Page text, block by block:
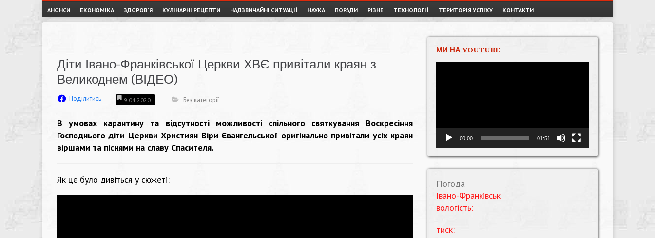
АНОНСИ ЕКОНОМІКА ЗДОРОВ`Я КУЛІНАРНІ РЕЦЕПТИ НАДЗВИЧАЙНІ СИТУАЦІЇ НАУКА ПОРАДИ РІЗНЕ ТЕХНОЛОГІЇ ТЕРИТОРІЯ УСПІХУ КОНТАКТИ
Діти Івано-Франківської Церкви ХВЄ привітали краян з
Великоднем (ВІДЕО)
Поділитись 19.04.2020 Без категорії
В умовах карантину та відсутності можливості спільного святкування Воскресіння
Господнього діти Церкви Християн Віри Євангельської оригінально привітали усіх краян
віршами та піснями на славу Спасителя.
Як це було дивіться у сюжеті:
МИ НА YOUTUBE
00:00 01:51
Погода
Івано-Франківськ
вологість:
тиск: